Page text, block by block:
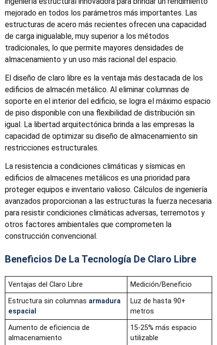
mejorado en todos los parámetros más importantes. Las
estructuras de acero más recientes ofrecen una capacidad
de carga inigualable, muy superior a los métodos
tradicionales, lo que permite mayores densidades de
almacenamiento y un uso más racional del espacio.
El diseño de claro libre es la ventaja más destacada de los
edificios de almacén metálico. Al eliminar columnas de
soporte en el interior del edificio, se logra el máximo espacio
de piso disponible con una flexibilidad de distribución sin
igual. La libertad arquitectónica brinda a las empresas la
capacidad de optimizar su diseño de almacenamiento sin
restricciones estructurales.
La resistencia a condiciones climáticas y sísmicas en
edificios de almacenes metálicos es una prioridad para
proteger equipos e inventario valioso. Cálculos de ingeniería
avanzados proporcionan a las estructuras la fuerza necesaria
para resistir condiciones climáticas adversas, terremotos y
otros factores ambientales que comprometen la
construcción convencional.
Beneficios De La Tecnología De Claro Libre
Ventajas del Claro Libre
Medición/Beneficio
Estructura sin columnas armadura
espacial
Luz de hasta 90+
metros
Aumento de eficiencia de
almacenamiento
15-25% más espacio
utilizable